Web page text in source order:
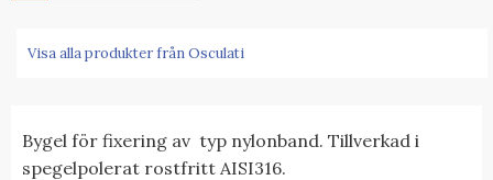
Visa alla produkter från Osculati
Bygel för fixering av typ nylonband. Tillverkad i
spegelpolerat rostfritt AISI316.